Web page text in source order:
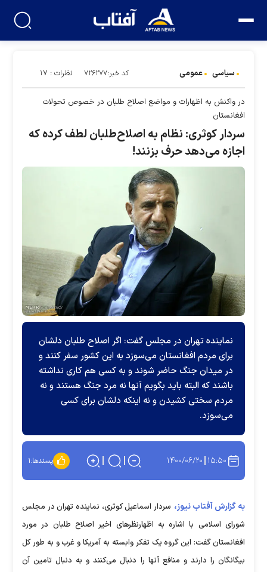
سیاسی عمومی کد خبر:۷۲۶۲۷۷ نظرات : ۱۷
در واکنش به اظهارات و مواضع اصلاح طلبان در خصوص تحولات
افغانستان
سردار کوثری: نظام به اصلاح‌طلبان لطف کرده که
اجازه می‌دهد حرف بزنند!
نماینده تهران در مجلس گفت:‌ اگر اصلاح طلبان دلشان
برای مردم افغانستان می‌سوزد به این کشور سفر کنند و
در میدان جنگ حاضر شوند و به کسی هم کاری نداشته
باشند که البته باید بگویم آنها نه مرد جنگ هستند و نه
مردم سختی کشیدن و نه اینکه دلشان برای کسی
می‌سوزد.
۱۵:۵۰ ۱۴۰۰/۰۶/۲۰ پسندها:۱
به گزارش آفتاب نیوز، سردار اسماعیل کوثری، نماینده تهران در مجلس
شورای اسلامی با اشاره به اظهارنظرهای اخیر اصلاح طلبان در مورد
افغانستان گفت: این گروه یک تفکر وابسته به آمریکا و غرب و به طور کل
بیگانگان را دارند و منافع آنها را دنبال می‌کنند و به دنبال تامین آن